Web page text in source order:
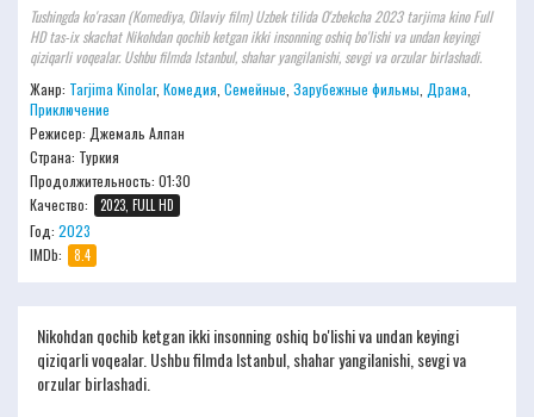
Tushingda ko'rasan (Komediya, Oilaviy film) Uzbek tilida O'zbekcha 2023 tarjima kino Full
HD tas-ix skachat Nikohdan qochib ketgan ikki insonning oshiq bo'lishi va undan keyingi
qiziqarli voqealar. Ushbu filmda Istanbul, shahar yangilanishi, sevgi va orzular birlashadi.
Жанр: Tarjima Kinolar, Комедия Семейные Зарубежные фильмы Драма
Приключение
Режисер: Джемаль Алпан
Страна: Туркия
Продолжительность: 01:30
Качество:
2023, FULL HD
Год: 2023
IMDb:
8.4
Nikohdan qochib ketgan ikki insonning oshiq bo'lishi va undan keyingi
qiziqarli voqealar. Ushbu filmda Istanbul, shahar yangilanishi, sevgi va
orzular birlashadi.